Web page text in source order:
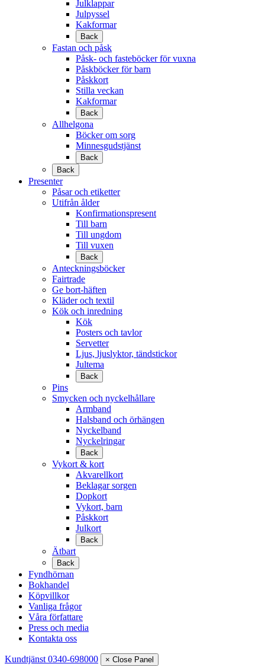
Julklappar
Julpyssel
Kakformar
Back
Fastan och påsk
Påsk- och fasteböcker för vuxna
Påskböcker för barn
Påskkort
Stilla veckan
Kakformar
Back
Allhelgona
Böcker om sorg
Minnesgudstjänst
Back
Back
Presenter
Påsar och etiketter
Utifrån ålder
Konfirmationspresent
Till barn
Till ungdom
Till vuxen
Back
Anteckningsböcker
Fairtrade
Ge bort-häften
Kläder och textil
Kök och inredning
Kök
Posters och tavlor
Servetter
Ljus, ljuslyktor, tändstickor
Jultema
Back
Pins
Smycken och nyckelhållare
Armband
Halsband och örhängen
Nyckelband
Nyckelringar
Back
Vykort & kort
Akvarellkort
Beklagar sorgen
Dopkort
Vykort, barn
Påskkort
Julkort
Back
Ätbart
Back
Fyndhörnan
Bokhandel
Köpvillkor
Vanliga frågor
Våra författare
Press och media
Kontakta oss
Kundtjänst 0340-698000 × Close Panel